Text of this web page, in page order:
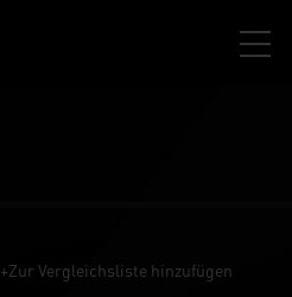
+Zur Vergleichsliste hinzufügen